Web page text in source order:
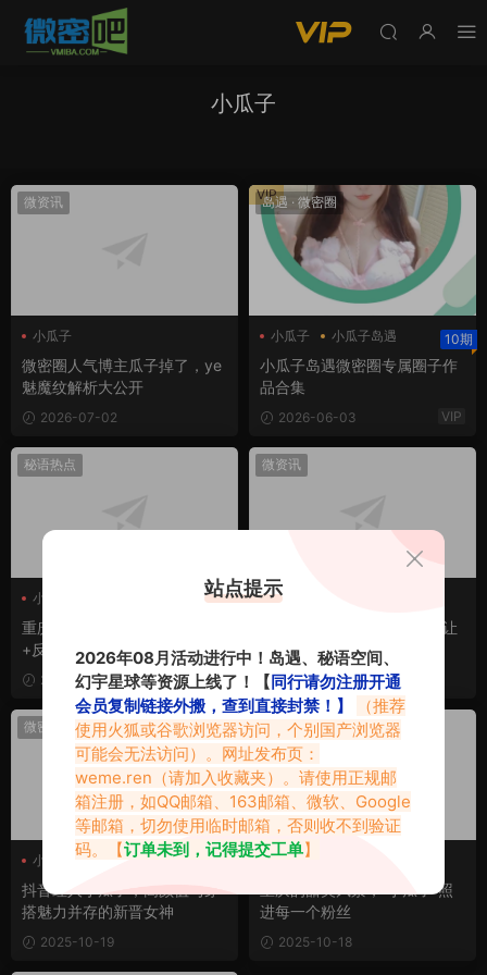
小瓜子
微资讯
小瓜子
微密圈人气博主瓜子掉了，ye
魅魔纹解析大公开
2026-07-02
岛遇 · 微密圈
小瓜子
小瓜子岛遇
小瓜子微密圈
10期
小瓜子岛遇微密圈专属圈子作
品合集
2026-06-03 VIP
VIP
秘语热点
小瓜子
重庆高颜值小瓜子爆火！穿搭
+反差美，抖音秘语空间全网
刷屏2025-10-21
微资讯
小瓜子
小瓜子高清图片一览，美得让
人窒息！
2025-10-20
微密热点
小瓜子
抖音红人小瓜子，高颜值与穿
搭魅力并存的新晋女神
2025-10-19
微密热点
小瓜子
重庆的甜美风景，“小瓜子”照
进每一个粉丝
2025-10-18
站点提示
2026年08月活动进行中！岛遇、秘语空间、
幻宇星球等资源上线了！【同行请勿注册开通
会员复制链接外搬，查到直接封禁！】
（推荐
使用火狐或谷歌浏览器访问，个别国产浏览器
可能会无法访问）。网址发布页：
weme.ren （请加入收藏夹）。请使用正规邮
箱注册，如QQ邮箱、163邮箱、微软、Google
等邮箱，切勿使用临时邮箱，否则收不到验证
码。【订单未到，记得提交工单】